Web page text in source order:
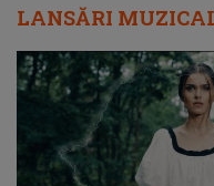
LANSĂRI